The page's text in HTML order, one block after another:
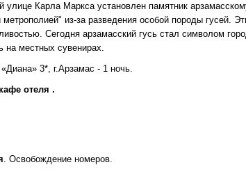
улице Карла Маркса установлен памятник
из-за разведения особой породы гусей.
Сегодня арзамасский гусь стал символом
на местных сувенирах.
3*, г.Арзамас - 1 ночь.
отеля .
. Освобождение номеров.